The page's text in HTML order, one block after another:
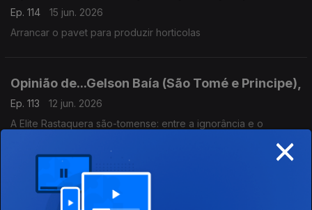
Ep. 114
15 jun. 2026
Arrancar o pavet para produzir horticolas
Opinião de...Gelson Baía (São Tomé e Principe),
Ep. 113
12 jun. 2026
A Elite Rastaquera são-tomense: entre a ignorância e o
Opnião de..Tamilton Teixeira (Guiné-Bissau)
×